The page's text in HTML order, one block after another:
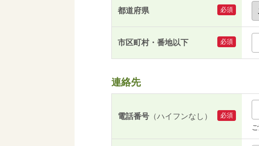
都道府県 必須
市区町村・番地以下 必須
連絡先
電話番号 （ハイフンなし） 必須